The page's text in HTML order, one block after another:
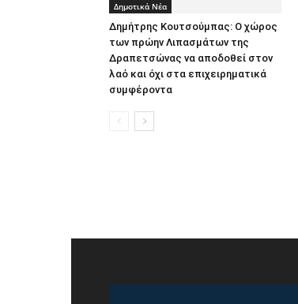
Δημοτικά Νέα
Δημήτρης Κουτσούμπας: Ο χώρος
των πρώην Λιπασμάτων της
Δραπετσώνας να αποδοθεί στον
λαό και όχι στα επιχειρηματικά
συμφέροντα